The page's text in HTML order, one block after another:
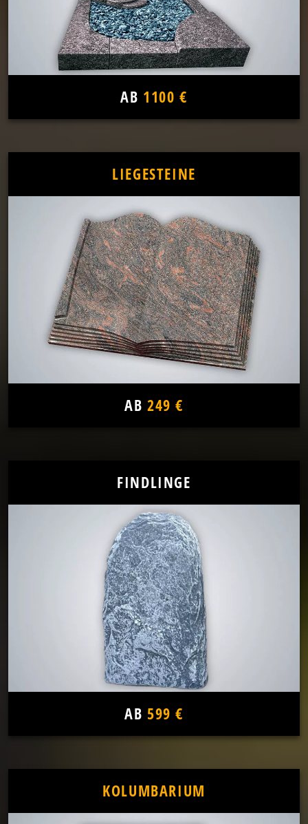
AB 1100 €
LIEGESTEINE
AB 249 €
FINDLINGE
AB 599 €
KOLUMBARIUM